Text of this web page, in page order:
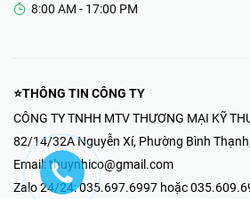
8:00 AM - 17:00 PM
⭐THÔNG TIN CÔNG TY
CÔNG TY TNHH MTV THƯƠNG MẠI KỸ
82/14/32A Nguyễn Xí, Phường Bình
Email: thuynhico@gmail.com
Zalo 24/24:035.697.6997 hoặc